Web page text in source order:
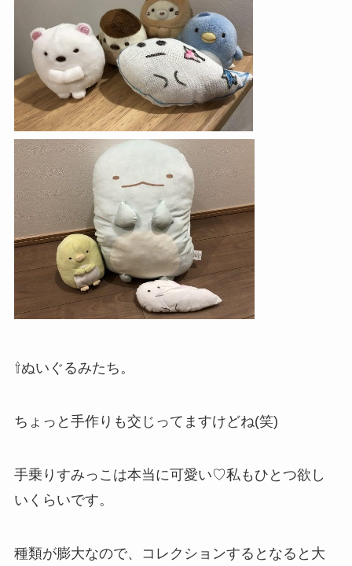
⇧ぬいぐるみたち。
ちょっと手作りも交じってますけどね(笑)
手乗りすみっこは本当に可愛い♡私もひとつ欲し
いくらいです。
種類が膨大なので、コレクションするとなると大